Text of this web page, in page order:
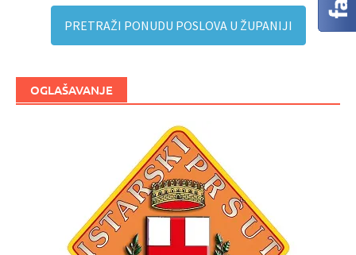
PRETRAŽI PONUDU POSLOVA U ŽUPANIJI
OGLAŠAVANJE